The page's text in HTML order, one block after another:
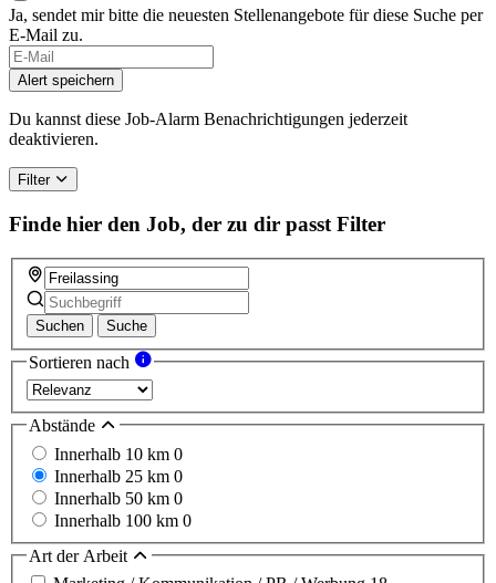
Ja, sendet mir bitte die neuesten Stellenangebote für diese Suche per
E-Mail zu.
Alert speichern
Du kannst diese Job-Alarm Benachrichtigungen jederzeit
deaktivieren.
Filter
Finde hier den Job, der zu dir passt Filter
Suchen Suche
Sortieren nach
Abstände
Innerhalb 10 km 0
Innerhalb 25 km 0
Innerhalb 50 km 0
Innerhalb 100 km 0
Art der Arbeit